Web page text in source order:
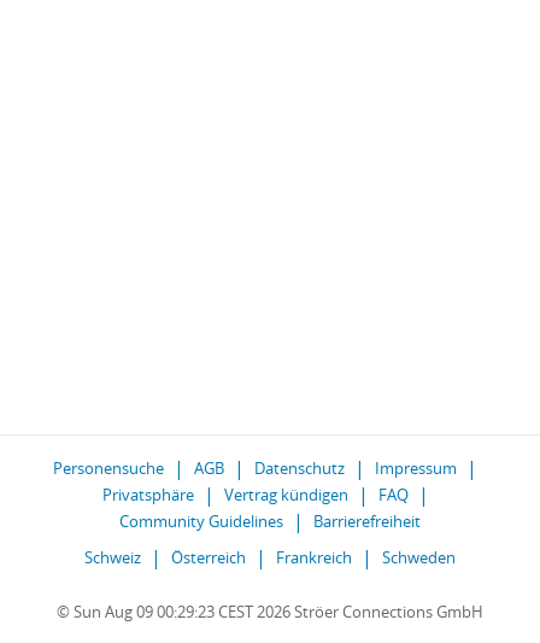
Personensuche AGB Datenschutz
Impressum
Privatsphäre
Vertrag kündigen
FAQ
Community Guidelines
Barrierefreiheit
Schweiz
Österreich Frankreich Schweden
© Sun Aug 09 00:29:23 CEST 2026 Ströer Connections GmbH